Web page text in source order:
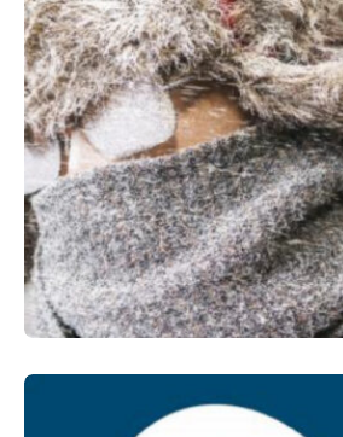
2018 HIVER